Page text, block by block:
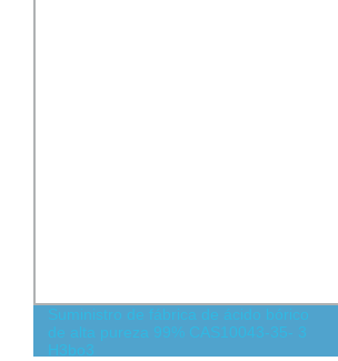
Suministro de fábrica de ácido bórico
de alta pureza 99% CAS10043-35- 3
H3bo3